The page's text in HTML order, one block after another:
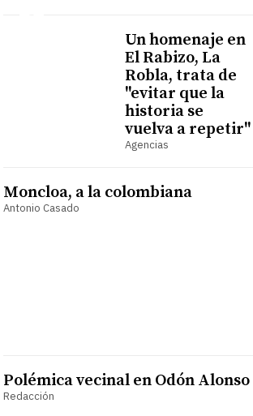
Un homenaje en
El Rabizo, La
Robla, trata de
"evitar que la
historia se
vuelva a repetir"
Agencias
Moncloa, a la colombiana
Antonio Casado
Polémica vecinal en Odón Alonso
Redacción